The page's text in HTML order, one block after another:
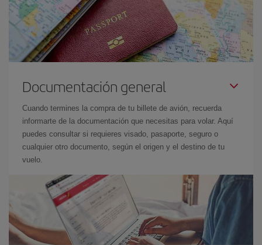
Documentación general
Cuando termines la compra de tu billete de avión, recuerda
informarte de la documentación que necesitas para volar. Aquí
puedes consultar si requieres visado, pasaporte, seguro o
cualquier otro documento, según el origen y el destino de tu
vuelo.